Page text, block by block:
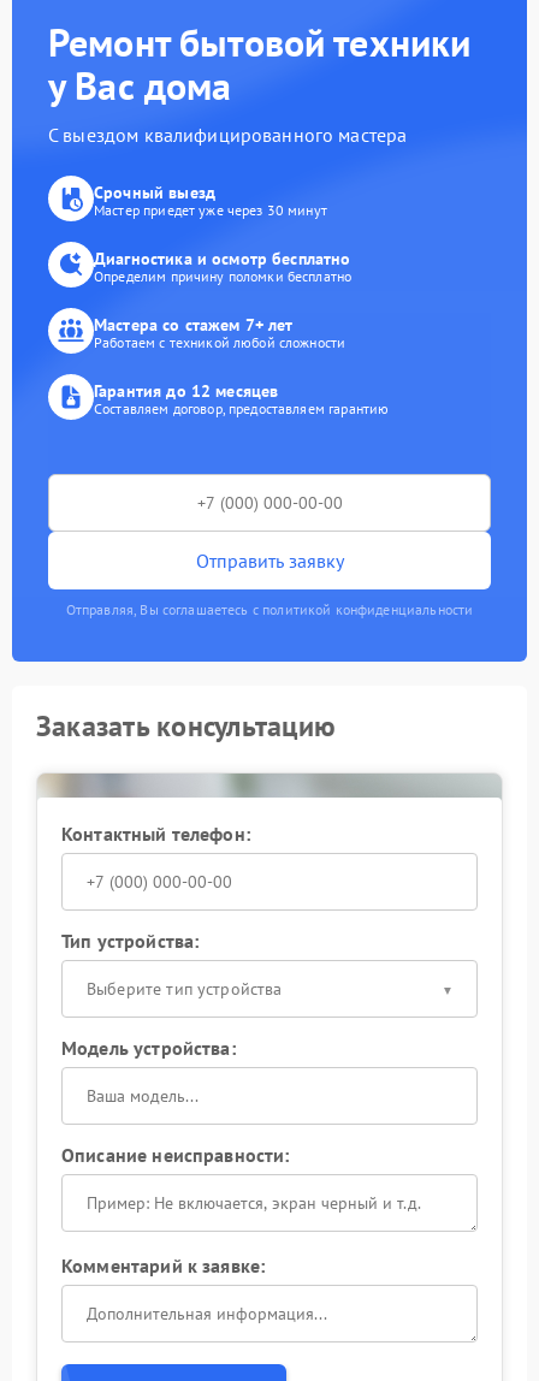
Ремонт бытовой техники
у Вас дома
С выездом квалифицированного мастера
Срочный выезд
Мастер приедет уже через 30 минут
Диагностика и осмотр бесплатно
Определим причину поломки бесплатно
Мастера со стажем 7+ лет
Работаем с техникой любой сложности
Гарантия до 12 месяцев
Составляем договор, предоставляем гарантию
Отправить заявку
Отправляя, Вы соглашаетесь с политикой конфиденциальности
Заказать консультацию
Контактный телефон:
Тип устройства:
Выберите тип устройства
Модель устройства:
Описание неисправности:
Комментарий к заявке: